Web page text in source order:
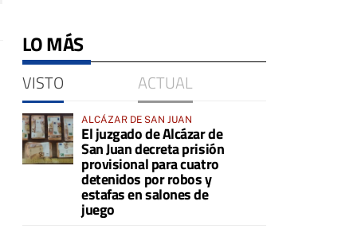
LO MÁS
VISTO ACTUAL
ALCÁZAR DE SAN JUAN
El juzgado de Alcázar de
San Juan decreta prisión
provisional para cuatro
detenidos por robos y
estafas en salones de
juego